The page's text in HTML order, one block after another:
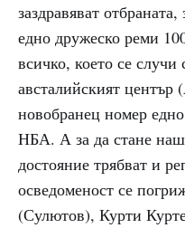
заздравяват
едно дружеско реми
всичко, което се случи
австалийският
новобранец номер
НБА. А за да стане
достояние трябват и
осведоменост се
(Сулютов), Курти